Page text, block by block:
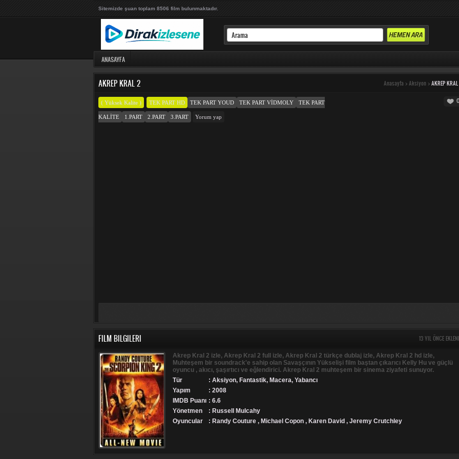
Sitemizde şuan toplam 8506 film bulunmaktadır.
ANASAYFA
AKREP KRAL 2 Anasayfa > Aksiyon > AKREP
( Yüksek Kalite ) TEK PART HD TEK PART YOUD TEK PART VIDMOLY TEK PART
KALITE 1.PART 2.PART 3.PART Yorum yap
FILM BILGILERI 13 YIL ÖNCE
Akrep Kral 2 izle, Akrep Kral 2 full izle, Akrep Kral 2 türkçe dublaj izle, Akrep Kral 2 hd izle,
Muhteşem bir soundrack'e sahip olan Savaşçının Yükselişi film baştan çıkarıcı Kelly Hu ve güçlü
oyuncu , akıcı, şaşırtıcı ve eğlendirici. Akrep Kral 2 muhteşem bir sinema ziyafeti sunuyor.
Tür
: Aksiyon, Fantastik, Macera, Yabancı
Yapım
: 2008
IMDB Puanı : 6.6
Yönetmen
: Russell Mulcahy
Oyuncular
: Randy Couture , Michael Copon , Karen David , Jeremy Crutchley